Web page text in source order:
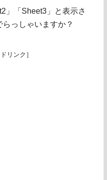
」「Sheet3」と表示さ
っしゃいますか？
リンク］